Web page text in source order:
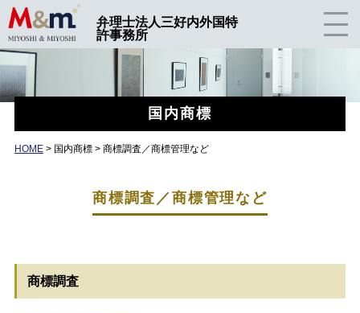
弁理士法人三好内外国特
許事務所
国内商標
HOME> 国内商標 > 商標調査／商標管理など
商標調査／商標管理など
商標調査